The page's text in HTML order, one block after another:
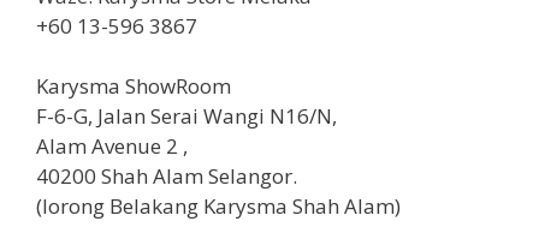
+60 13-596 3867
Karysma ShowRoom
F-6-G, Jalan Serai Wangi N16/N,
Alam Avenue 2 ,
40200 Shah Alam Selangor.
(lorong Belakang Karysma Shah Alam)